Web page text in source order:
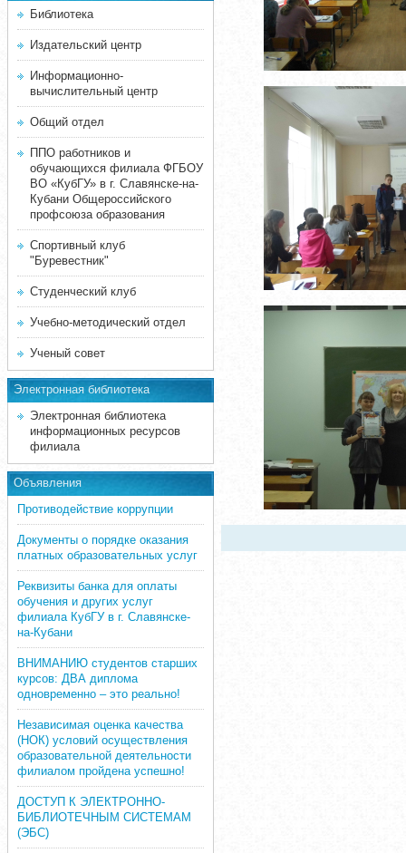
Библиотека
Издательский центр
Информационно-
вычислительный центр
Общий отдел
ППО работников и
обучающихся филиала ФГБОУ
ВО «КубГУ» в г. Славянске-на-
Кубани Общероссийского
профсоюза образования
Спортивный клуб
"Буревестник"
Студенческий клуб
Учебно-методический отдел
Ученый совет
Электронная библиотека
Электронная библиотека
информационных ресурсов
филиала
Объявления
Противодействие коррупции
Документы о порядке оказания
платных образовательных услуг
Реквизиты банка для оплаты
обучения и других услуг
филиала КубГУ в г. Славянске-
на-Кубани
ВНИМАНИЮ студентов старших
курсов: ДВА диплома
одновременно – это реально!
Независимая оценка качества
(НОК) условий осуществления
образовательной деятельности
филиалом пройдена успешно!
ДОСТУП К ЭЛЕКТРОННО-
БИБЛИОТЕЧНЫМ СИСТЕМАМ
(ЭБС)